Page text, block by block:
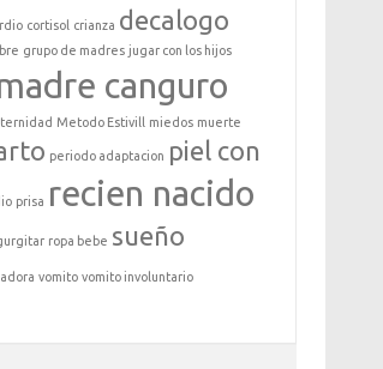
cortisol crianza decalogo
grupo de madres jugar con los hijos
canguro
Metodo Estivill miedos muerte
periodo adaptacion piel con
prisa recien nacido
ropa bebe sueño
vomito vomito involuntario